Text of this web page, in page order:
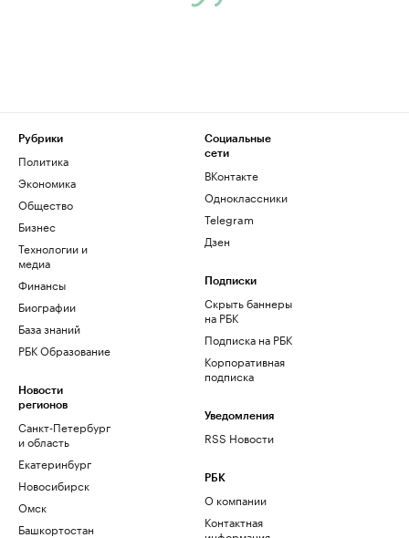
Рубрики
Политика
Экономика
Общество
Бизнес
Технологии и
медиа
Финансы
Биографии
База знаний
РБК Образование
Новости
регионов
Санкт-Петербург
и область
Екатеринбург
Новосибирск
Омск
Башкортостан
Социальные
сети
ВКонтакте
Одноклассники
Telegram
Дзен
Подписки
Скрыть баннеры
на РБК
Подписка на РБК
Корпоративная
подписка
Уведомления
RSS Новости
РБК
О компании
Контактная